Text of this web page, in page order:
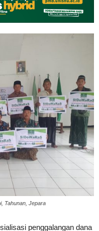
Tahunan, Jepara
penggalangan dana